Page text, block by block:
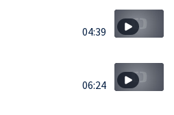
04:39
06:24